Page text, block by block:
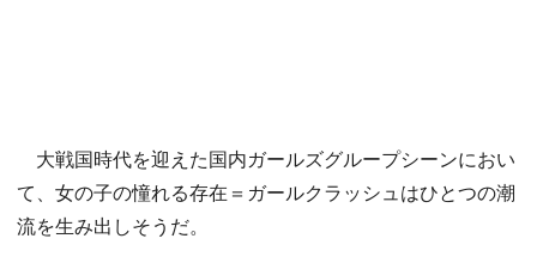
大戦国時代を迎えた国内ガールズグループシーンにおい
て、女の子の憧れる存在＝ガールクラッシュはひとつの潮
流を生み出しそうだ。